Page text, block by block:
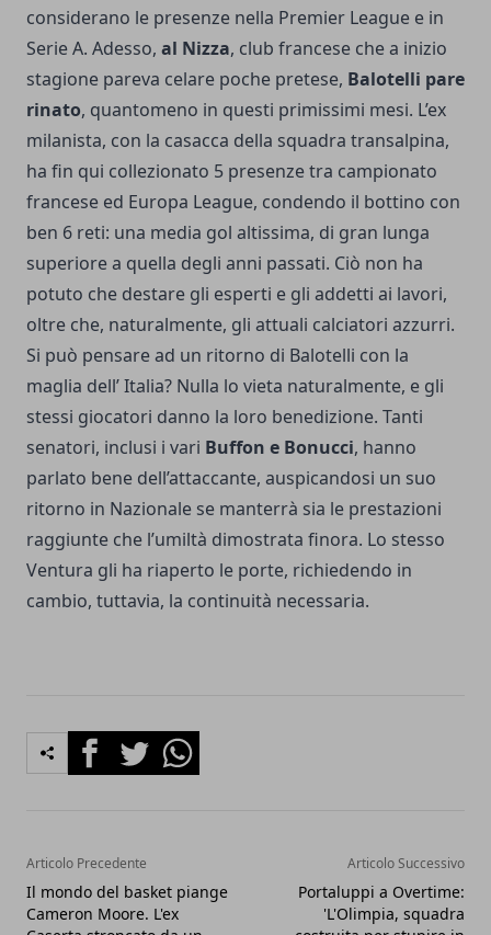
considerano le presenze nella Premier League e in
Serie A. Adesso, al Nizza, club francese che a inizio
stagione pareva celare poche pretese, Balotelli pare
rinato, quantomeno in questi primissimi mesi. L’ex
milanista, con la casacca della squadra transalpina,
ha fin qui collezionato 5 presenze tra campionato
francese ed Europa League, condendo il bottino con
ben 6 reti: una media gol altissima, di gran lunga
superiore a quella degli anni passati. Ciò non ha
potuto che destare gli esperti e gli addetti ai lavori,
oltre che, naturalmente, gli attuali calciatori azzurri.
Si può pensare ad un ritorno di Balotelli con la
maglia dell’ Italia? Nulla lo vieta naturalmente, e gli
stessi giocatori danno la loro benedizione. Tanti
senatori, inclusi i vari Buffon e Bonucci, hanno
parlato bene dell’attaccante, auspicandosi un suo
ritorno in Nazionale se manterrà sia le prestazioni
raggiunte che l’umiltà dimostrata finora. Lo stesso
Ventura gli ha riaperto le porte, richiedendo in
cambio, tuttavia, la continuità necessaria.
FacebookTwitterWhatsapp
Articolo Precedente
Il mondo del basket piange
Cameron Moore. L'ex
Articolo Successivo
Portaluppi a Overtime:
'L'Olimpia, squadra